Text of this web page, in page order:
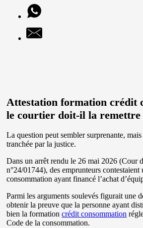
Attestation formation crédit
le courtier doit-il la remettre
La question peut sembler surprenante,
tranchée par la justice.
Dans un arrêt rendu le 26 mai 2026 (Cour
n°24/01744), des emprunteurs contestaient
consommation ayant financé l’achat
Parmi les arguments soulevés figurait une
obtenir la preuve que la personne ayant
bien la formationcrédit consommation
Code de la consommation.